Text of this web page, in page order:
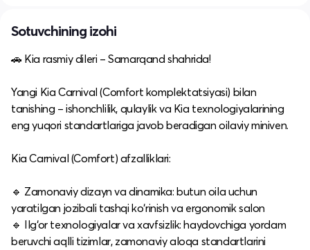
Sotuvchining izohi
🚗 Kia rasmiy dileri – Samarqand shahrida!
Yangi Kia Carnival (Comfort komplektatsiyasi) bilan
tanishing – ishonchlilik, qulaylik va Kia texnologiyalarining
eng yuqori standartlariga javob beradigan oilaviy miniven.
Kia Carnival (Comfort) afzalliklari:
🔹 Zamonaviy dizayn va dinamika: butun oila uchun
yaratilgan jozibali tashqi ko‘rinish va ergonomik salon
🔹 Ilg‘or texnologiyalar va xavfsizlik: haydovchiga yordam
beruvchi aqlli tizimlar, zamonaviy aloqa standartlarini